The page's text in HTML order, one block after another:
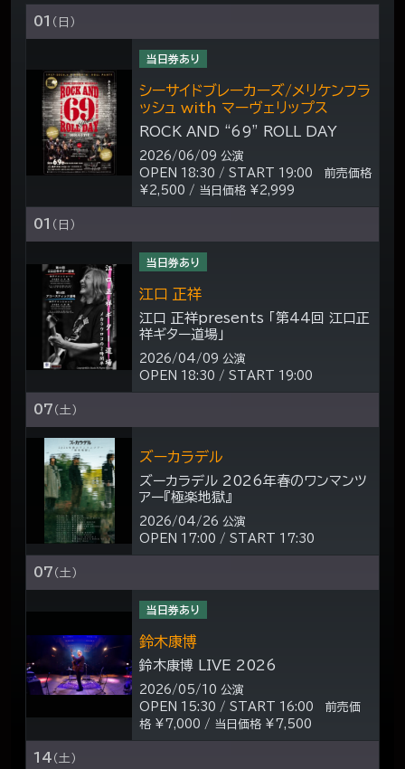
01 （日）
当日券あり
ROCK AND “69” ROLL DAY
シーサイドブレーカーズ/メリケンフラ
ッシュ with マーヴェリップス
2026/06/09 公演
OPEN 18:30 / START 19:00 前売価格
¥2,500 / 当日価格 ¥2,999
01 （日）
当日券あり
江口 正祥presents 「第44回 江口正
祥ギター道場」
江口 正祥
2026/04/09 公演
OPEN 18:30 / START 19:00
07 （土）
ズーカラデル 2026年春のワンマンツ
アー『極楽地獄』
ズーカラデル
2026/04/26 公演
OPEN 17:00 / START 17:30
07 （土）
当日券あり
鈴木康博 LIVE 2026
鈴木康博
2026/05/10 公演
OPEN 15:30 / START 16:00 前売価
格 ¥7,000 / 当日価格 ¥7,500
14 （土）